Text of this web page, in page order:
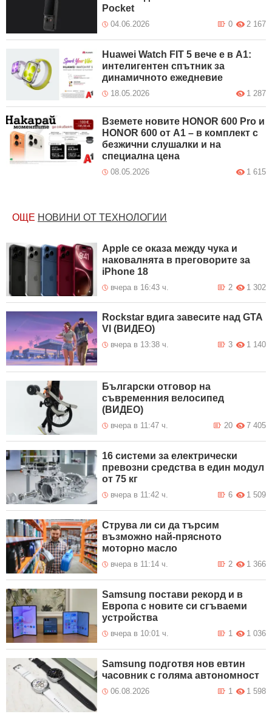
Pocket
04.06.2026 2 167
0
Huawei Watch FIT 5 вече е в A1:
интелигентен спътник за
динамичното ежедневие
18.05.2026 1 287
Вземете новите HONOR 600 Pro и
HONOR 600 от A1 – в комплект с
безжични слушалки и на
специална цена
08.05.2026 1 615
ОЩЕ НОВИНИ ОТ ТЕХНОЛОГИИ
Apple се оказа между чука и
наковалнята в преговорите за
iPhone 18
вчера в 16:43 ч. 1 302
2
Rockstar вдига завесите над GTA
VI (ВИДЕО)
вчера в 13:38 ч. 1 140
3
Български отговор на
съвременния велосипед
(ВИДЕО)
вчера в 11:47 ч. 7 405
20
16 системи за електрически
превозни средства в един модул
от 75 кг
вчера в 11:42 ч. 1 509
6
Струва ли си да търсим
възможно най-прясното
моторно масло
вчера в 11:14 ч. 1 366
2
Samsung постави рекорд и в
Европа с новите си сгъваеми
устройства
вчера в 10:01 ч. 1 036
1
Samsung подготвя нов евтин
часовник с голяма автономност
06.08.2026 1 598
1